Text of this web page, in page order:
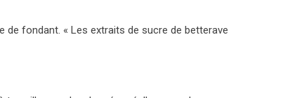
de fondant. « Les extraits de sucre de betterave